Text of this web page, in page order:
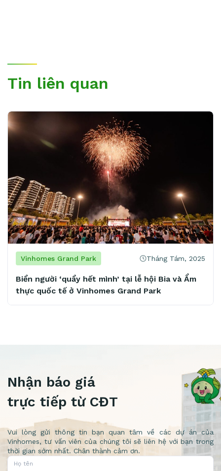
Tin liên quan
Vinhomes Grand Park Tháng Tám, 2025
Biển người ‘quẩy hết mình’ tại lễ hội Bia và Ẩm
thực quốc tế ở Vinhomes Grand Park
Nhận báo giá
trực tiếp từ CĐT
Vui lòng gửi thông tin bạn quan tâm về các dự án của
Vinhomes, tư vấn viên của chúng tôi sẽ liên hệ với bạn trong
thời gian sớm nhất. Chân thành cảm ơn.
Họ tên